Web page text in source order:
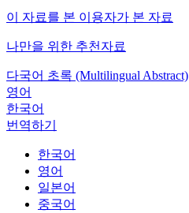
이 자료를 본 이용자가 본 자료
나만을 위한 추천자료
다국어 초록 (Multilingual Abstract)
영어
한국어
번역하기
한국어
영어
일본어
중국어